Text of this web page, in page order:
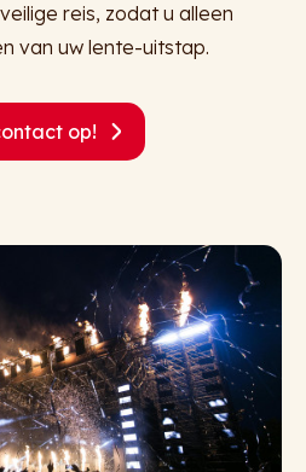
reis, zodat u alleen
van uw lente-uitstap.
op!